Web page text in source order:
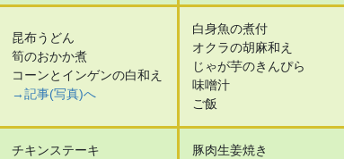
昆布うどん
筍のおかか煮
コーンとインゲンの白和え
→記事(写真)へ
白身魚の煮付
オクラの胡麻和え
じゃが芋のきんぴら
味噌汁
ご飯
チキンステーキ
豚肉生姜焼き